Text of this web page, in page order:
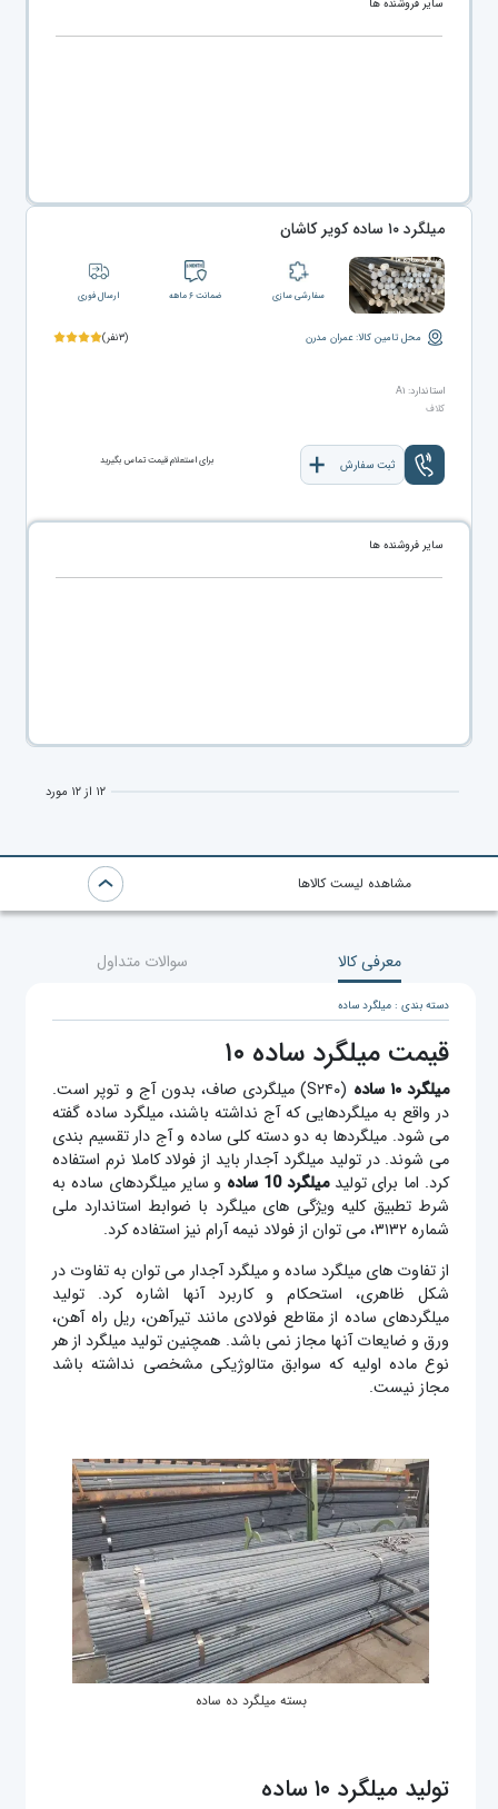
سایر فروشنده ها
میلگرد ۱۰ ساده کویر کاشان
سفارشی سازی ضمانت ۶ ماهه ارسال فوری
محل تامین کالا: عمران مدرن (۳نفر)
استاندارد: A۱
کلاف
ثبت سفارش برای استعلام قیمت تماس بگیرید
سایر فروشنده ها
۱۲ از ۱۲ مورد
مشاهده لیست کالاها
معرفی کالا سوالات متداول
دسته بندی : میلگرد ساده
قیمت میلگرد ساده ۱۰
میلگرد ۱۰ ساده
(S۲۴۰) میلگردی صاف، بدون آج و توپر است.
در واقع به میلگردهایی که آج نداشته باشند، میلگرد ساده گفته
می شود. میلگردها به دو دسته کلی ساده و آج دار تقسیم بندی
می شوند. در تولید میلگرد آجدار باید از فولاد کاملا نرم استفاده
کرد. اما برای تولیدمیلگرد 10 ساده
و سایر میلگردهای ساده به
شرط تطبیق کلیه ویژگی های میلگرد با ضوابط استاندارد ملی
شماره ۳۱۳۲، می توان از فولاد نیمه آرام نیز استفاده کرد.
از تفاوت های میلگرد ساده و میلگرد آجدار می توان به تفاوت در
شکل ظاهری، استحکام و کاربرد آنها اشاره کرد. تولید
میلگردهای ساده از مقاطع فولادی مانند تیرآهن، ریل راه آهن،
ورق و ضایعات آنها مجاز نمی باشد. همچنین تولید میلگرد از هر
نوع ماده اولیه که سوابق متالوژیکی مشخصی نداشته باشد
مجاز نیست.
بسته میلگرد ده ساده
تولید میلگرد ۱۰ ساده